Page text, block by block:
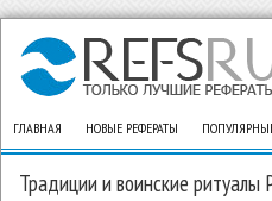
ГЛАВНАЯ НОВЫЕ РЕФЕРАТЫ
Традиции и воинские ритуалы